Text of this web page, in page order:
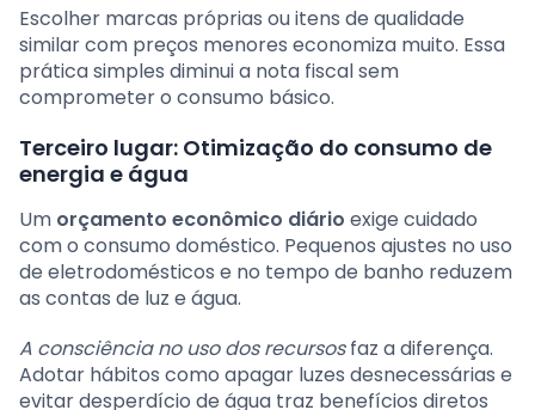
Escolher marcas próprias ou itens de qualidade
similar com preços menores economiza muito. Essa
prática simples diminui a nota fiscal sem
comprometer o consumo básico.
Terceiro lugar: Otimização do consumo de
energia e água
Um orçamento econômico diário exige cuidado
com o consumo doméstico. Pequenos ajustes no uso
de eletrodomésticos e no tempo de banho reduzem
as contas de luz e água.
A consciência no uso dos recursosfaz a diferença.
Adotar hábitos como apagar luzes desnecessárias e
evitar desperdício de água traz benefícios diretos